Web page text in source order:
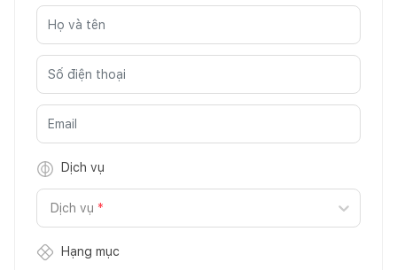
Dịch vụ
Dịch vụ *
Hạng mục